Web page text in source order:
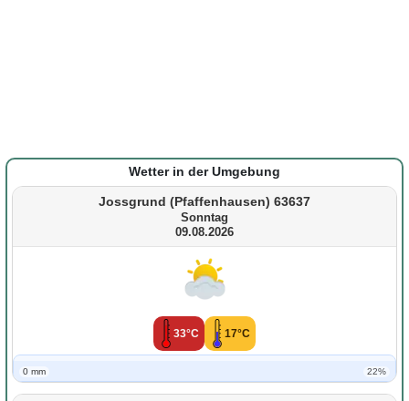
Wetter in der Umgebung
Jossgrund (Pfaffenhausen) 63637
Sonntag
09.08.2026
33°C 17°C
0 mm 22%